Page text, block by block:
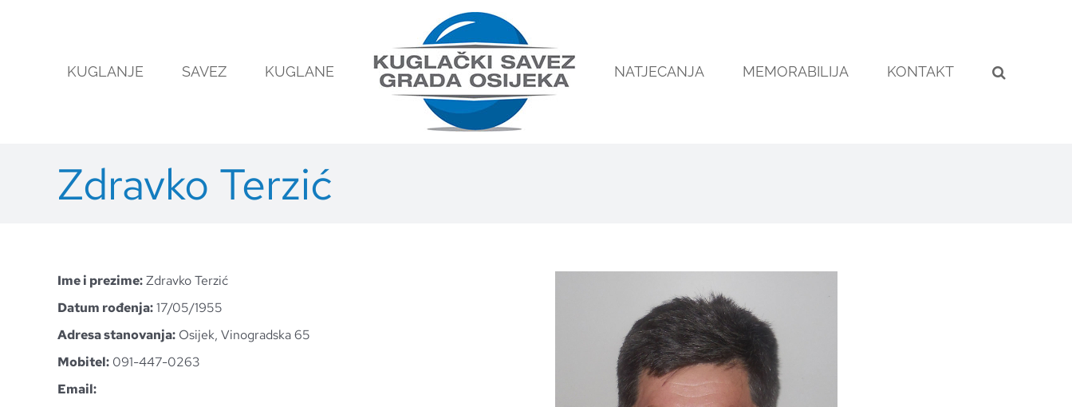
KUGLANJE
SAVEZ KUGLANE NATJECANJA MEMORABILIJA KONTAKT
Zdravko Terzić
Ime i prezime:Zdravko Terzić
Datum rođenja:17/05/1955
Adresa stanovanja:Osijek, Vinogradska 65
Mobitel:091-447-0263
Email: